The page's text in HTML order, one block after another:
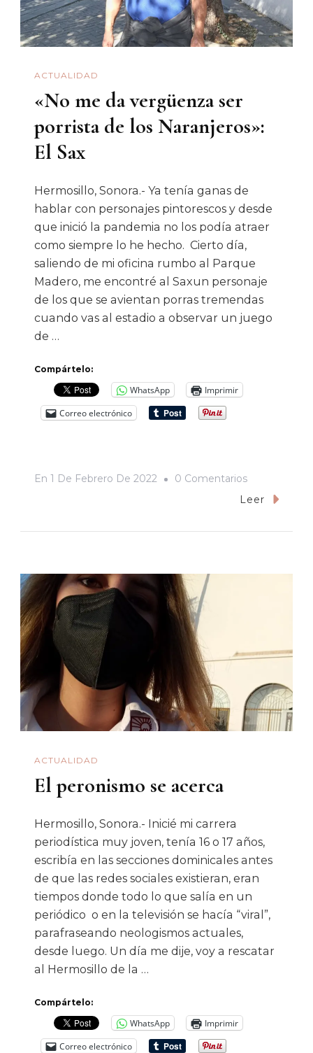
ACTUALIDAD
«No me da vergüenza ser
porrista de los Naranjeros»:
El Sax
Hermosillo, Sonora.- Ya tenía ganas de
hablar con personajes pintorescos y desde
que inició la pandemia no los podía atraer
como siempre lo he hecho. Cierto día,
saliendo de mi oficina rumbo al Parque
Madero, me encontré al Saxun personaje
de los que se avientan porras tremendas
cuando vas al estadio a observar un juego
de …
Compártelo:
WhatsApp
Imprimir
Correo electrónico
En 1 De Febrero De 2022 0 ComentariosEn
«No
Naranjeros»:
Sax
Leer
ACTUALIDAD
El peronismo se acerca
Hermosillo, Sonora.- Inicié mi carrera
periodística muy joven, tenía 16 o 17 años,
escribía en las secciones dominicales antes
de que las redes sociales existieran, eran
tiempos donde todo lo que salía en un
periódico o en la televisión se hacía “viral”,
parafraseando neologismos actuales,
desde luego. Un día me dije, voy a rescatar
al Hermosillo de la …
Compártelo:
WhatsApp
Imprimir
Correo electrónico